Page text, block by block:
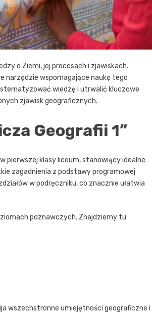
o Ziemi, jej procesach i zjawiskach.
narzędzie wspomagające naukę tego
wiedzę i utrwalić kluczowe
zjawisk geograficznych.
Geografii 1”
pierwszej klasy liceum, stanowiący idealne
zagadnienia z podstawy programowej
w podręczniku, co znacznie ułatwia
poznawczych. Znajdziemy tu
wszechstronne umiejętności geograficzne i